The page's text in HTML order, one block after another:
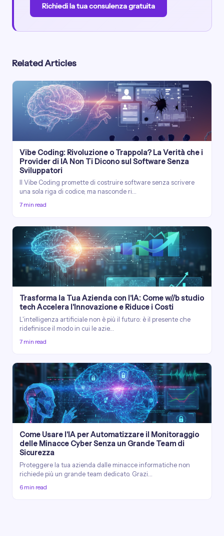
Richiedi la tua consulenza gratuita
Related Articles
Vibe Coding: Rivoluzione o Trappola? La Verità che i
Provider di IA Non Ti Dicono sul Software Senza
Sviluppatori
Il Vibe Coding promette di costruire software senza scrivere
una sola riga di codice, ma nasconde ri…
7 min read
Trasforma la Tua Azienda con l'IA: Come w//b studio
tech Accelera l'Innovazione e Riduce i Costi
L'intelligenza artificiale non è più il futuro: è il presente che
ridefinisce il modo in cui le azie…
7 min read
Come Usare l'IA per Automatizzare il Monitoraggio
delle Minacce Cyber Senza un Grande Team di
Sicurezza
Proteggere la tua azienda dalle minacce informatiche non
richiede più un grande team dedicato. Grazi…
6 min read